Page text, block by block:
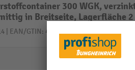
300 WGK,
in Breitseite, Lagerfläche 2
EAN/GTIN: 4055091002910
montiert